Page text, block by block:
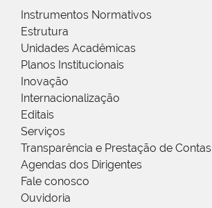
Instrumentos Normativos
Estrutura
Unidades Acadêmicas
Planos Institucionais
Inovação
Internacionalização
Editais
Serviços
Transparência e Prestação de Contas
Agendas dos Dirigentes
Fale conosco
Ouvidoria